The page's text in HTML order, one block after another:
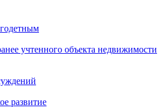
учтенного объекта недвижимости
развитие